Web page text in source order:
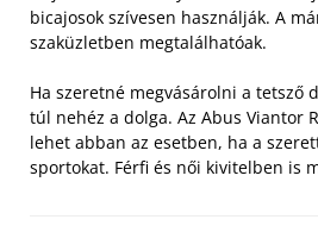
bicajosok szívesen használják. A
szaküzletben megtalálhatóak.
Ha szeretné megvásárolni a tetsző
túl nehéz a dolga. Az Abus Viantor
lehet abban az esetben, ha a
sportokat. Férfi és női kivitelben is